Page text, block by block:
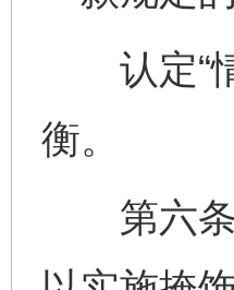
认定“情
衡。
第六条